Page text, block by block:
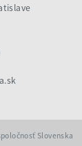
Slovenska